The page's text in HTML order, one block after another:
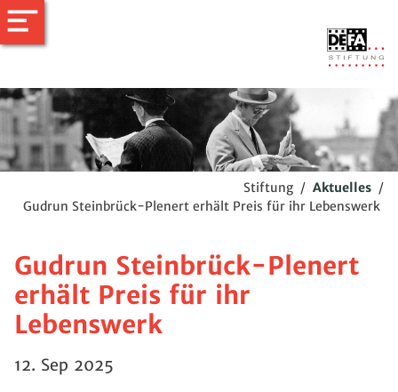
Stiftung / Aktuelles /
Gudrun Steinbrück-Plenert erhält Preis für ihr Lebenswerk
Gudrun Steinbrück-Plenert
erhält Preis für ihr
Lebenswerk
12. Sep 2025